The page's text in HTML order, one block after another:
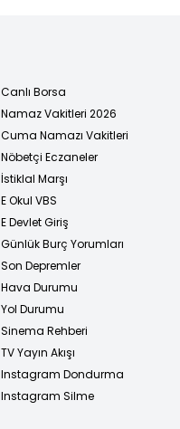
Canlı Borsa
Namaz Vakitleri 2026
Cuma Namazı Vakitleri
Nöbetçi Eczaneler
İstiklal Marşı
E Okul VBS
E Devlet Giriş
Günlük Burç Yorumları
Son Depremler
Hava Durumu
Yol Durumu
Sinema Rehberi
TV Yayın Akışı
Instagram Dondurma
Instagram Silme